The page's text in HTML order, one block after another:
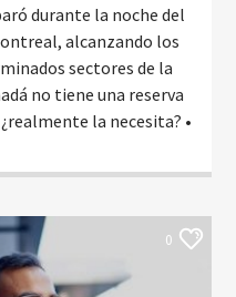
durante la noche del
alcanzando los
sectores de la
no tiene una reserva
la necesita? •
0